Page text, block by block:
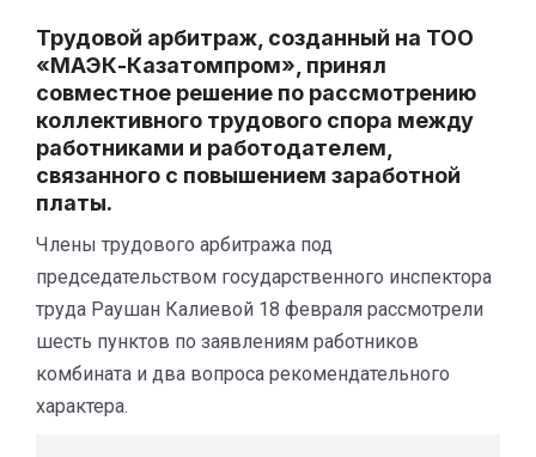
Трудовой арбитраж, созданный на ТОО
«МАЭК-Казатомпром», принял
совместное решение по рассмотрению
коллективного трудового спора между
работниками и работодателем,
связанного с повышением заработной
платы.
Члены трудового арбитража под
председательством государственного инспектора
труда Раушан Калиевой 18 февраля рассмотрели
шесть пунктов по заявлениям работников
комбината и два вопроса рекомендательного
характера.